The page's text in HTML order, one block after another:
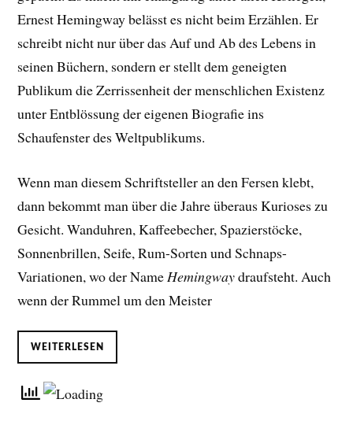
Ernest Hemingway belässt es nicht beim Erzählen. Er
schreibt nicht nur über das Auf und Ab des Lebens in
seinen Büchern, sondern er stellt dem geneigten
Publikum die Zerrissenheit der menschlichen Existenz
unter Entblössung der eigenen Biografie ins
Schaufenster des Weltpublikums.
Wenn man diesem Schriftsteller an den Fersen klebt,
dann bekommt man über die Jahre überaus Kurioses zu
Gesicht. Wanduhren, Kaffeebecher, Spazierstöcke,
Sonnenbrillen, Seife, Rum-Sorten und Schnaps-
Variationen, wo der NameHemingwaydraufsteht. Auch
wenn der Rummel um den Meister
WEITERLESEN